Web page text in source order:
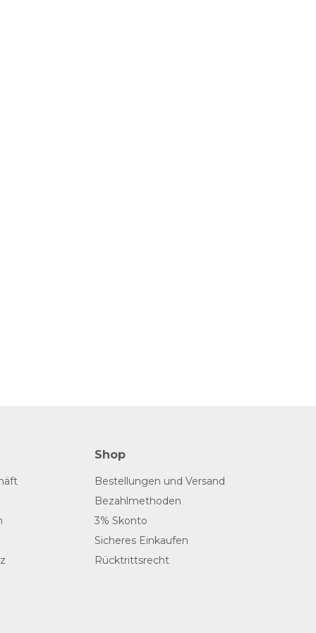
Shop
Bestellungen und Versand
Bezahlmethoden
3% Skonto
Sicheres Einkaufen
Rücktrittsrecht